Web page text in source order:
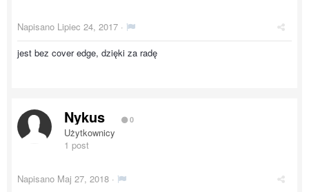
Napisano Lipiec 24, 2017 ·
jest bez cover edge, dzięki za radę
Nykus 0
Użytkownicy
1 post
Napisano Maj 27, 2018 ·